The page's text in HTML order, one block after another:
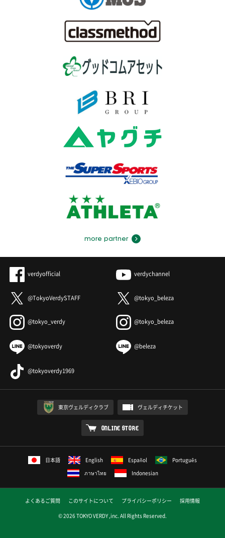
more partner
verdyofficial verdychannel
@TokyoVerdySTAFF @tokyo_beleza
@tokyo_verdy @tokyo_beleza
@tokyoverdy @beleza
@tokyoverdy1969
東京ヴェルディクラブ ヴェルディチケット
ONLINE STORE
日本語 English Español
Português
ภาษาไทย
Indonesian
よくあるご質問 このサイトについて プライバシーポリシー
採用情報
© 2026 TOKYO VERDY ,inc. All Rights Reserved.